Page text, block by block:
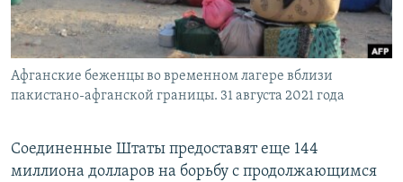
Афганские беженцы во временном лагере вблизи
пакистано-афганской границы. 31 августа 2021 года
Соединенные Штаты предоставят еще 144
миллиона долларов на борьбу с продолжающимся